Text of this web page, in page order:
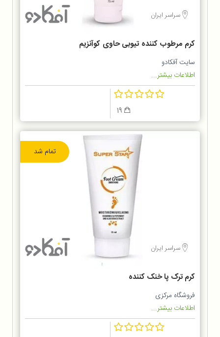
سراسر ایران
کرم مرطوب کننده تیوبی حاوی کوآنزیم
سایت آفکادو
اطلاعات بیشتر...
تمام شد
سراسر ایران
کرم ترک پا خنک کننده
فروشگاه مرکزی
اطلاعات بیشتر...